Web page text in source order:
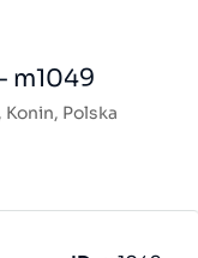
m1049
Polska